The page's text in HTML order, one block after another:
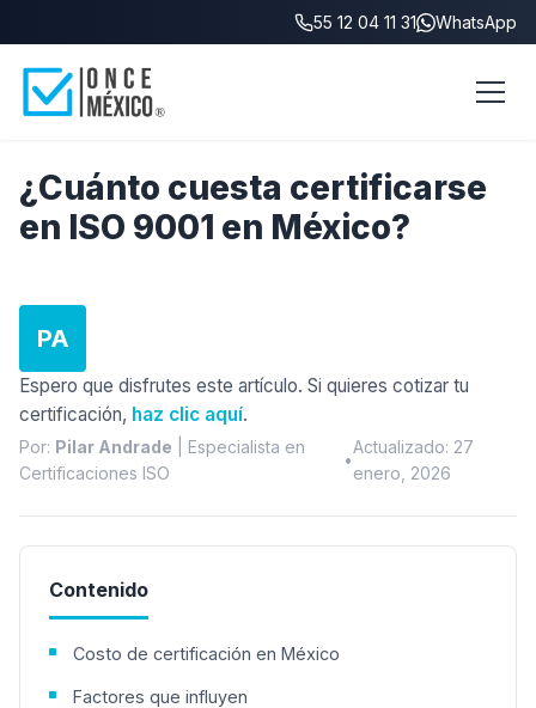
55 12 04 11 31 WhatsApp
¿Cuánto cuesta certificarse
en ISO 9001 en México?
PA
Espero que disfrutes este artículo. Si quieres cotizar tu
certificación, haz clic aquí.
Por: Pilar Andrade | Especialista en
Certificaciones ISO
•
Actualizado: 27
enero, 2026
Contenido
Costo de certificación en México
Factores que influyen